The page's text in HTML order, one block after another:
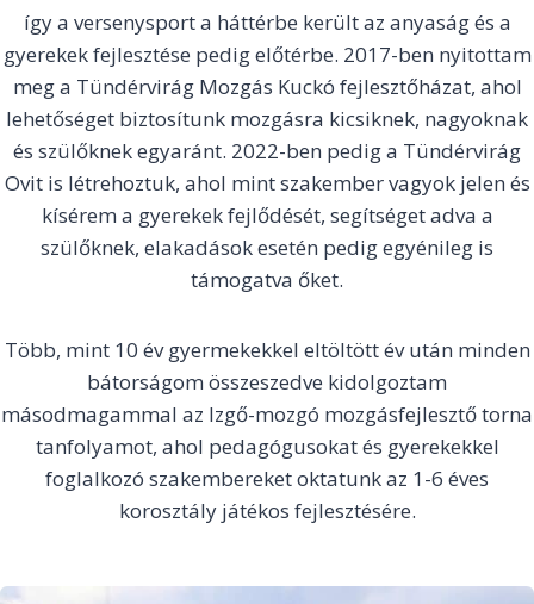
így a versenysport a háttérbe került az anyaság és a
gyerekek fejlesztése pedig előtérbe. 2017-ben nyitottam
meg a Tündérvirág Mozgás Kuckó fejlesztőházat, ahol
lehetőséget biztosítunk mozgásra kicsiknek, nagyoknak
és szülőknek egyaránt. 2022-ben pedig a Tündérvirág
Ovit is létrehoztuk, ahol mint szakember vagyok jelen és
kísérem a gyerekek fejlődését, segítséget adva a
szülőknek, elakadások esetén pedig egyénileg is
támogatva őket.
Több, mint 10 év gyermekekkel eltöltött év után minden
bátorságom összeszedve kidolgoztam
másodmagammal az Izgő-mozgó mozgásfejlesztő torna
tanfolyamot, ahol pedagógusokat és gyerekekkel
foglalkozó szakembereket oktatunk az 1-6 éves
korosztály játékos fejlesztésére.